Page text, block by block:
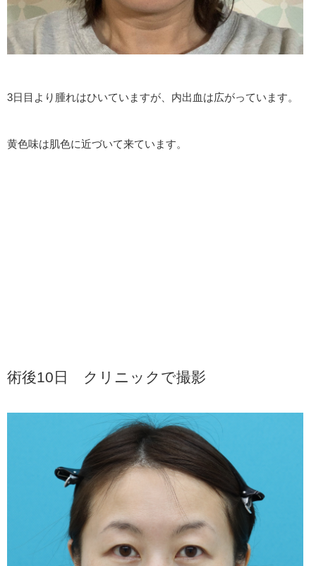
3日目より腫れはひいていますが、内出血は広がっています。
黄色味は肌色に近づいて来ています。
術後10日 クリニックで撮影